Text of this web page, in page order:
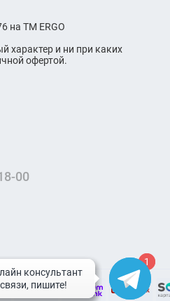
на ТМ ERGO
характер и ни при каких
офертой.
00
1
1